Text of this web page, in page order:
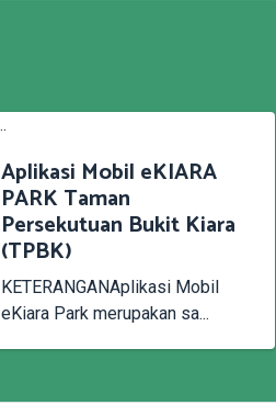
Aplikasi Mobil eKIARA
PARK Taman
Persekutuan Bukit Kiara
(TPBK)
KETERANGANAplikasi Mobil
eKiara Park merupakan sa...